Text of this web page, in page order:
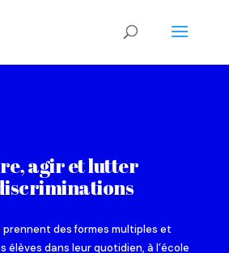
agir et lutter
des formes multiples et
élèves dans leur quotidien, à l’école